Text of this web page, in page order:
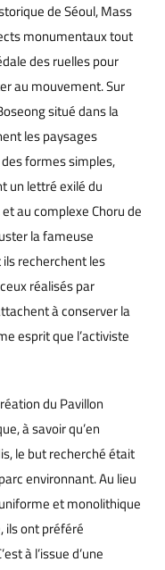
de Séoul, Mass
monumentaux tout
des ruelles pour
au mouvement. Sur
situé dans la
les paysages
formes simples,
un lettré exilé du
au complexe Choru de
la fameuse
recherchent les
réalisés par
à conserver la
esprit que l’activiste
du Pavillon
à savoir qu’en
le but recherché était
environnant. Au lieu
et monolithique
ils ont préféré
à l’issue d’une